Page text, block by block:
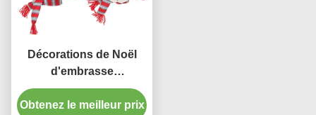
Décorations de Noël
d'embrasse
d'obligatoire de rideau
en bouton de torsion
Obtenez le meilleur prix